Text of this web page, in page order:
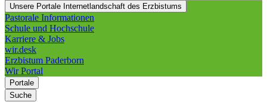
Unsere Portale Internetlandschaft des Erzbistums
Pastorale Informationen
Schule und Hochschule
Karriere & Jobs
wir.desk
Erzbistum Paderborn
Wir Portal
Portale
Suche